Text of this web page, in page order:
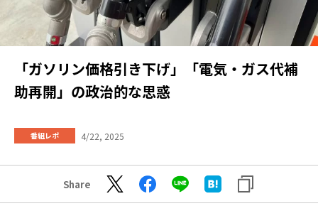
「ガソリン価格引き下げ」「電気・ガス代補
助再開」の政治的な思惑
番組レポ 4/22, 2025
Share